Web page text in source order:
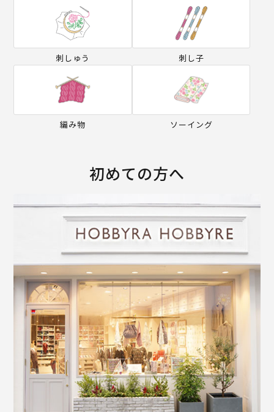
刺しゅう 刺し子
編み物 ソーイング
初めての方へ